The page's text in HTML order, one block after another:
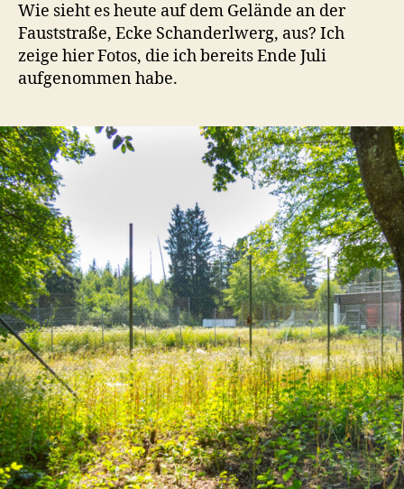
Wie sieht es heute auf dem Gelände an der
Fauststraße, Ecke Schanderlwerg, aus? Ich
zeige hier Fotos, die ich bereits Ende Juli
aufgenommen habe.